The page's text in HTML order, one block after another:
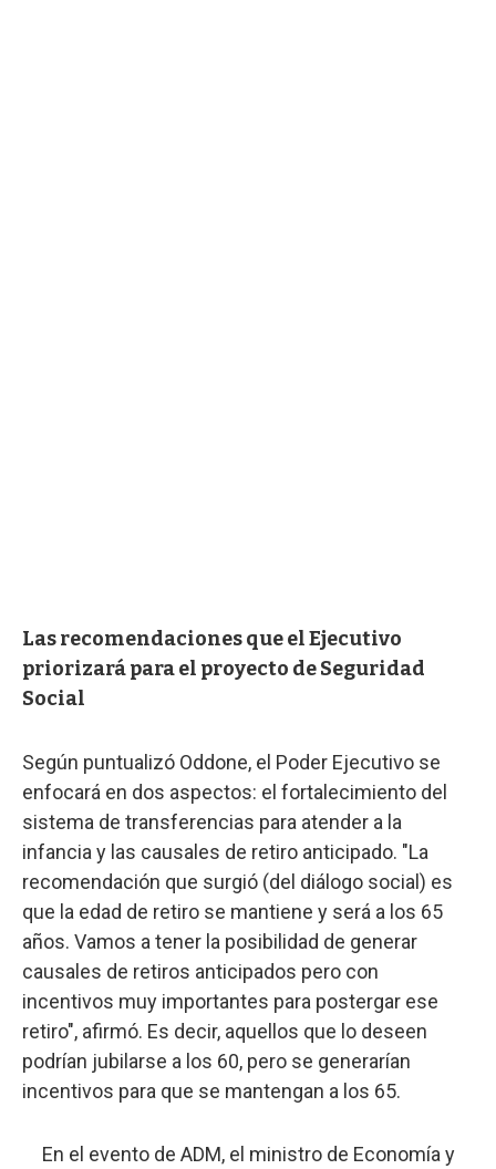
Las recomendaciones que el Ejecutivo
priorizará para el proyecto de Seguridad
Social
Según puntualizó Oddone, el Poder Ejecutivo se
enfocará en dos aspectos: el fortalecimiento del
sistema de transferencias para atender a la
infancia y las causales de retiro anticipado. "La
recomendación que surgió (del diálogo social) es
que la edad de retiro se mantiene y será a los 65
años. Vamos a tener la posibilidad de generar
causales de retiros anticipados pero con
incentivos muy importantes para postergar ese
retiro", afirmó. Es decir, aquellos que lo deseen
podrían jubilarse a los 60, pero se generarían
incentivos para que se mantengan a los 65.
En el evento de ADM, el ministro de Economía y